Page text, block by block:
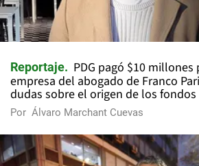
Reportaje
PDG pagó $10 millones
empresa del abogado de Franco
dudas sobre el origen de los fondos
Por Álvaro Marchant Cuevas